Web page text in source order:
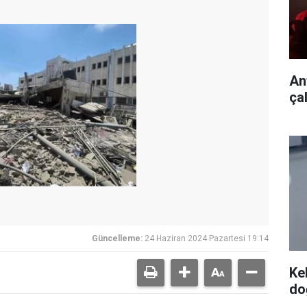
Güncelleme: 24 Haziran 2024 Pazartesi 19:14